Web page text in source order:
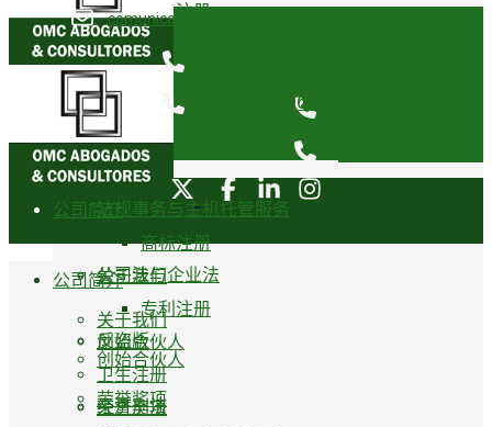
商标注册
专利注册
卫生注册
法规事务与主机托管服务
公司法与企业法
反盗版
经济刑法
comunicacionesomc@omcabogados.com.pe
奖杯
业务领域
知识产权
商标注册
专利注册
卫生注册
comunicacionesomc@omcabogados.com.pe
+51 1 6350641
公司简介
关于我们
创始合伙人
荣誉奖项
公司简介
关于我们
创始合伙人
荣誉奖项